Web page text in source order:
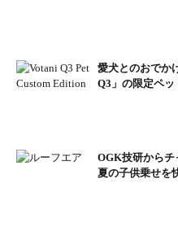
愛犬とのおでか
Q3」の限定ペ
OGK技研からチ
夏の子供乗せを